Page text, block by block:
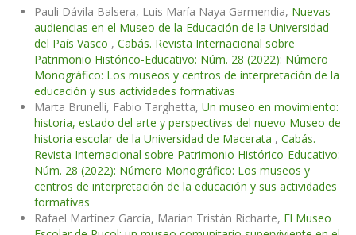
Pauli Dávila Balsera, Luis María Naya Garmendia, Nuevas
audiencias en el Museo de la Educación de la Universidad
del País Vasco , Cabás. Revista Internacional sobre
Patrimonio Histórico-Educativo: Núm. 28 (2022): Número
Monográfico: Los museos y centros de interpretación de la
educación y sus actividades formativas
Marta Brunelli, Fabio Targhetta, Un museo en movimiento:
historia, estado del arte y perspectivas del nuevo Museo de
historia escolar de la Universidad de Macerata , Cabás.
Revista Internacional sobre Patrimonio Histórico-Educativo:
Núm. 28 (2022): Número Monográfico: Los museos y
centros de interpretación de la educación y sus actividades
formativas
Rafael Martínez García, Marian Tristán Richarte, El Museo